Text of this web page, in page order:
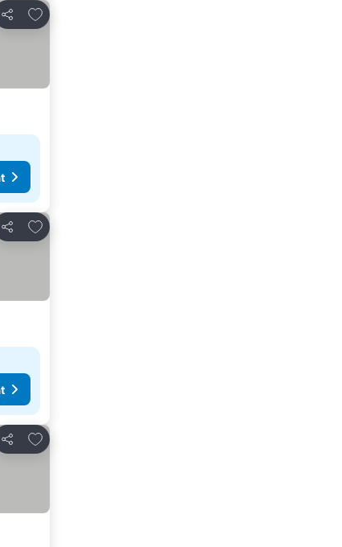
Jaa
Lisää suosikkeihin
Jaa
Lisää suosikkeihin
Jaa
Lisää suosikkeihin